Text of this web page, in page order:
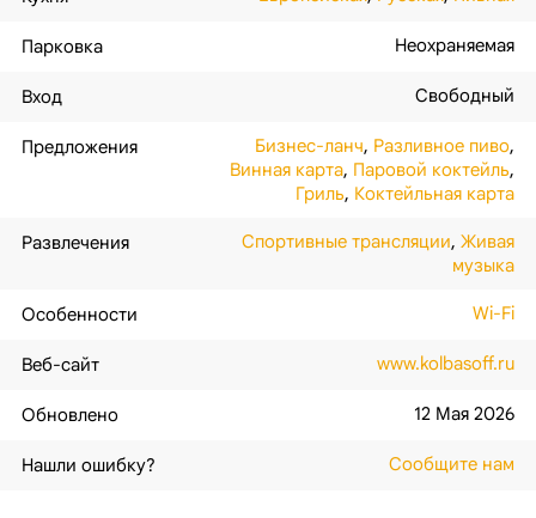
Парковка Неохраняемая
Вход Свободный
Предложения Бизнес-ланч, Разливное пиво,
Винная карта, Паровой коктейль,
Гриль, Коктейльная карта
Развлечения Спортивные трансляции,Живая
музыка
Особенности Wi-Fi
Веб-сайт www.kolbasoff.ru
Обновлено 12 Мая 2026
Нашли ошибку? Сообщите нам